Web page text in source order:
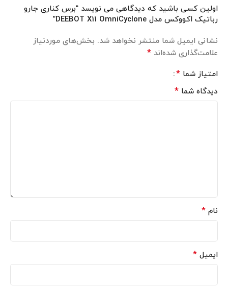
اولین کسی باشید که دیدگاهی می نویسد “برس کناری جارو
رباتیک اکووکس مدل DEEBOT X11 OmniCyclone”
نشانی ایمیل شما منتشر نخواهد شد. بخش‌های موردنیاز
علامت‌گذاری شده‌اند *
امتیاز شما *
دیدگاه شما *
نام *
ایمیل *